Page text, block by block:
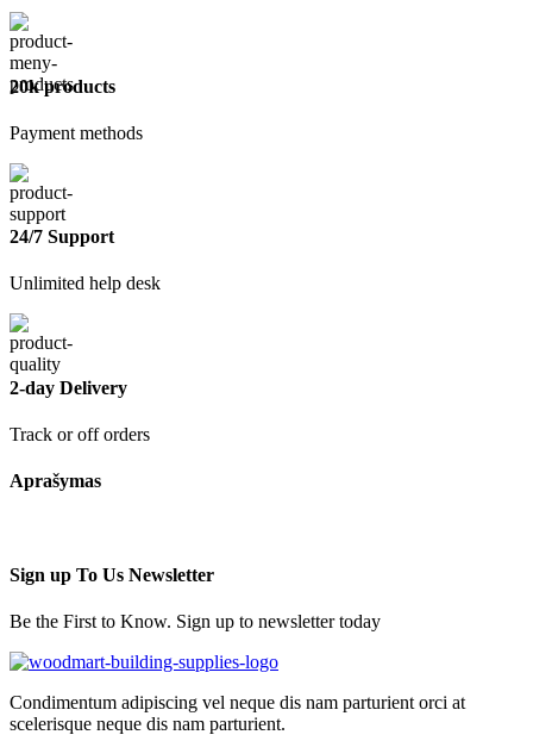
20k products
Payment methods
24/7 Support
Unlimited help desk
2-day Delivery
Track or off orders
Aprašymas
Sign up To Us Newsletter
Be the First to Know. Sign up to newsletter today
Condimentum adipiscing vel neque dis nam parturient orci at
scelerisque neque dis nam parturient.